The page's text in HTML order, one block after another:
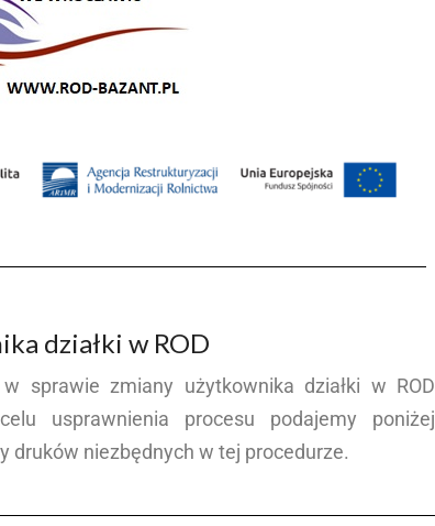
działki w ROD
sprawie zmiany użytkownika działki w ROD
usprawnienia procesu podajemy poniżej
druków niezbędnych w tej procedurze.